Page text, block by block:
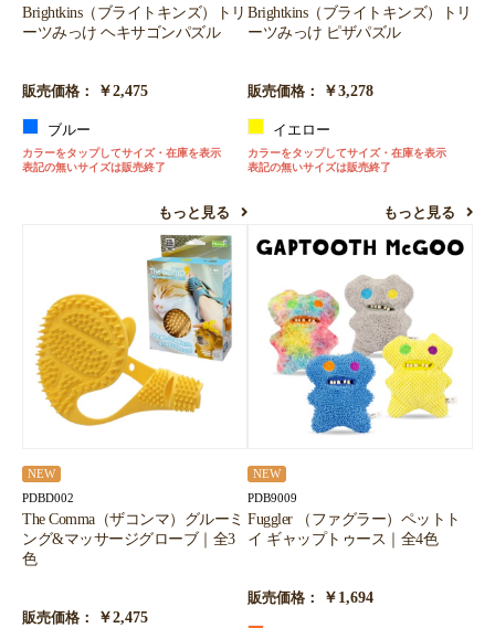
Brightkins（ブライトキンズ）トリ
ーツみっけ ヘキサゴンパズル
販売価格： ￥2,475
ブルー
カラーをタップしてサイズ・在庫を表示
表記の無いサイズは販売終了
もっと見る
Brightkins（ブライトキンズ）トリ
ーツみっけ ピザパズル
販売価格： ￥3,278
イエロー
カラーをタップしてサイズ・在庫を表示
表記の無いサイズは販売終了
もっと見る
NEW
PDBD002
The Comma（ザコンマ）グルーミ
ング&マッサージグローブ｜全3
色
販売価格： ￥2,475
NEW
PDB9009
Fuggler （ファグラー）ペットト
イ ギャップトゥース｜全4色
販売価格： ￥1,694